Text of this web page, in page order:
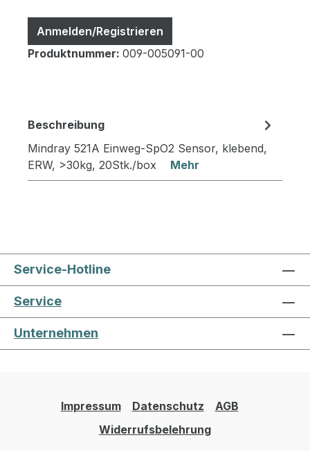
Anmelden/Registrieren
Produktnummer: 009-005091-00
Beschreibung
Mindray 521A Einweg-SpO2 Sensor, klebend,
ERW, >30kg, 20Stk./box Mehr
Service-Hotline
Service
Unternehmen
Impressum Datenschutz
AGB
Widerrufsbelehrung